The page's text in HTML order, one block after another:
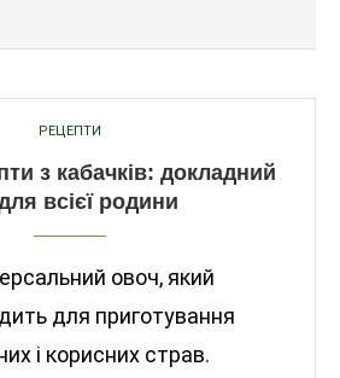
РЕЦЕПТИ
з кабачків: докладний
всієї родини
овоч, який
для приготування
і корисних страв.